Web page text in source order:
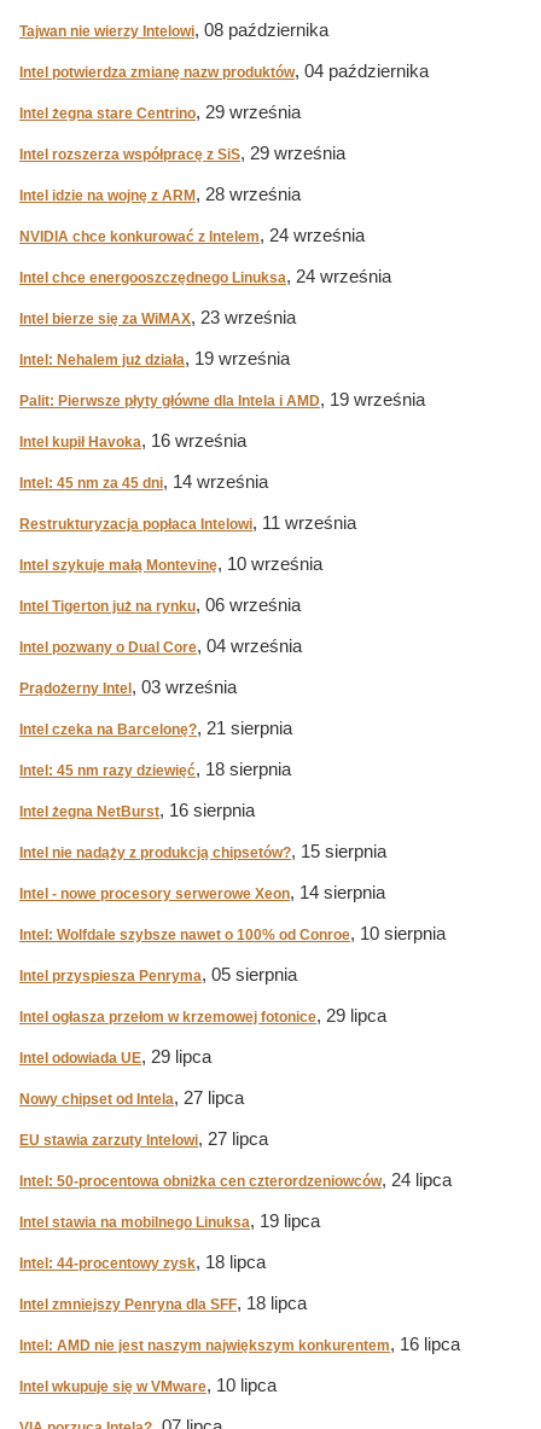
Tajwan nie wierzy Intelowi, 08 października
Intel potwierdza zmianę nazw produktów, 04 października
Intel żegna stare Centrino, 29 września
Intel rozszerza współpracę z SiS, 29 września
Intel idzie na wojnę z ARM , 28 września
NVIDIA chce konkurować z Intelem, 24 września
Intel chce energooszczędnego Linuksa, 24 września
Intel bierze się za WiMAX, 23 września
Intel: Nehalem już działa, 19 września
Palit: Pierwsze płyty główne dla Intela i AMD, 19 września
Intel kupił Havoka, 16 września
Intel: 45 nm za 45 dni, 14 września
Restrukturyzacja popłaca Intelowi, 11 września
Intel szykuje małą Montevinę, 10 września
Intel Tigerton już na rynku, 06 września
Intel pozwany o Dual Core, 04 września
Prądożerny Intel , 03 września
Intel czeka na Barcelonę?, 21 sierpnia
Intel: 45 nm razy dziewięć, 18 sierpnia
Intel żegna NetBurst, 16 sierpnia
Intel nie nadąży z produkcją chipsetów?, 15 sierpnia
Intel - nowe procesory serwerowe Xeon, 14 sierpnia
Intel: Wolfdale szybsze nawet o 100% od Conroe, 10 sierpnia
Intel przyspiesza Penryma, 05 sierpnia
Intel ogłasza przełom w krzemowej fotonice, 29 lipca
Intel odowiada UE, 29 lipca
Nowy chipset od Intela, 27 lipca
EU stawia zarzuty Intelowi, 27 lipca
Intel: 50-procentowa obniżka cen czterordzeniowców, 24 lipca
Intel stawia na mobilnego Linuksa, 19 lipca
Intel: 44-procentowy zysk, 18 lipca
Intel zmniejszy Penryna dla SFF, 18 lipca
Intel: AMD nie jest naszym największym konkurentem, 16 lipca
Intel wkupuje się w VMware, 10 lipca